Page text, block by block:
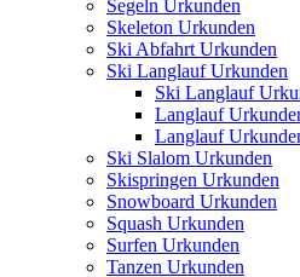
Segeln Urkunden
Skeleton Urkunden
Ski Abfahrt Urkunden
Ski Langlauf Urkunden
Ski Langlauf
Langlauf
Langlauf
Ski Slalom Urkunden
Skispringen Urkunden
Snowboard Urkunden
Squash Urkunden
Surfen Urkunden
Tanzen Urkunden